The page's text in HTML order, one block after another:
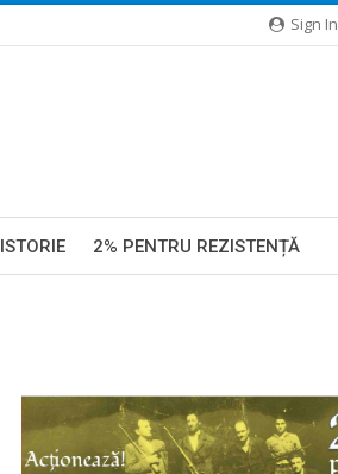
Sign In
ISTORIE 2% PENTRU REZISTENȚĂ